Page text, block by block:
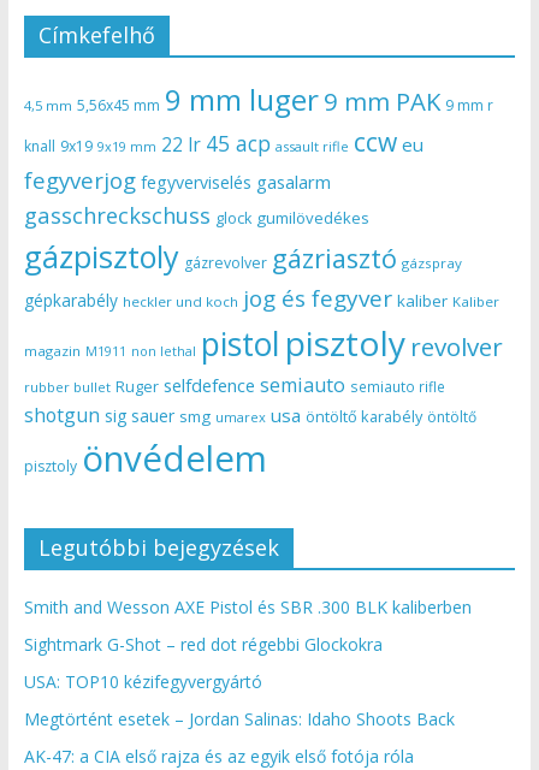
Címkefelhő
4,5 mm 5,56x45 mm 9 mm luger9 mm PAK 9 mm r
knall 9x19 9x19 mm 22 lr 45 acp assault rifle ccw eu
fegyverjog fegyverviselés gasalarm
gasschreckschuss glock gumilövedékes
gázpisztoly gázrevolver gázriasztó gázspray
gépkarabély heckler und koch jog és fegyver kaliber Kaliber
magazin M1911 non lethal pistol pisztoly revolver
rubber bullet Ruger selfdefence semiauto semiauto rifle
shotgun sig sauer smg umarex usa öntöltő karabély öntöltő
pisztoly önvédelem
Legutóbbi bejegyzések
Smith and Wesson AXE Pistol és SBR .300 BLK kaliberben
Sightmark G-Shot – red dot régebbi Glockokra
USA: TOP10 kézifegyvergyártó
Megtörtént esetek – Jordan Salinas: Idaho Shoots Back
AK-47: a CIA első rajza és az egyik első fotója róla